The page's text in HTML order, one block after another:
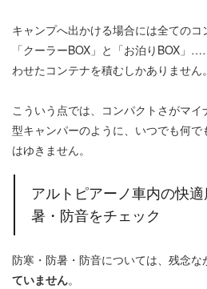
キャンプへ出かける場合には全ての
「クーラーBOX」と「お泊りBOX」
わせたコンテナを積むしかありません。
こういう点では、コンパクトさがマ
型キャンパーのように、いつでも何
はゆきません。
アルトピアーノ車内の快
暑・防音をチェック
防寒・防暑・防音については、残念な
ていません。